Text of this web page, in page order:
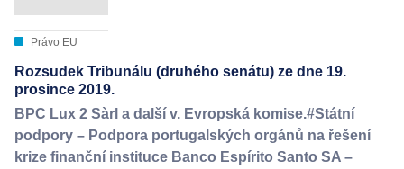
Právo EU
Rozsudek Tribunálu (druhého senátu) ze dne 19.
prosince 2019.
BPC Lux 2 Sàrl a další v. Evropská komise.#Státní
podpory – Podpora portugalských orgánů na řešení
krize finanční instituce Banco Espírito Santo SA –